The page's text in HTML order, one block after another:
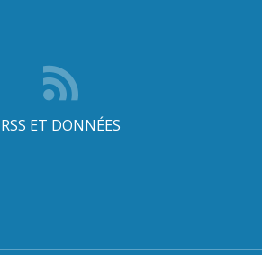
RSS ET DONNÉES